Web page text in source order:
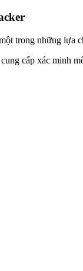
trong những lựa
cấp xác minh